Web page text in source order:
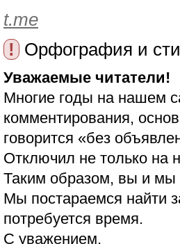
t.me
!
Орфография и
Уважаемые читатели!
Многие годы на нашем
комментирования,
говорится «без
Отключил не только на
Таким образом, вы и мы
Мы постараемся найти
потребуется время.
С уважением,